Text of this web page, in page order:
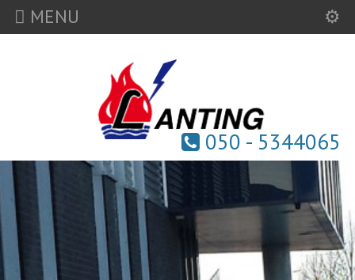
MENU
050 - 5344065